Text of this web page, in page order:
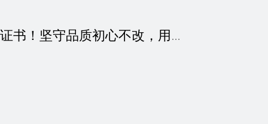
【喜讯】德远科技2022年再次荣获315荣誉证书！坚守品质初心不改，用…